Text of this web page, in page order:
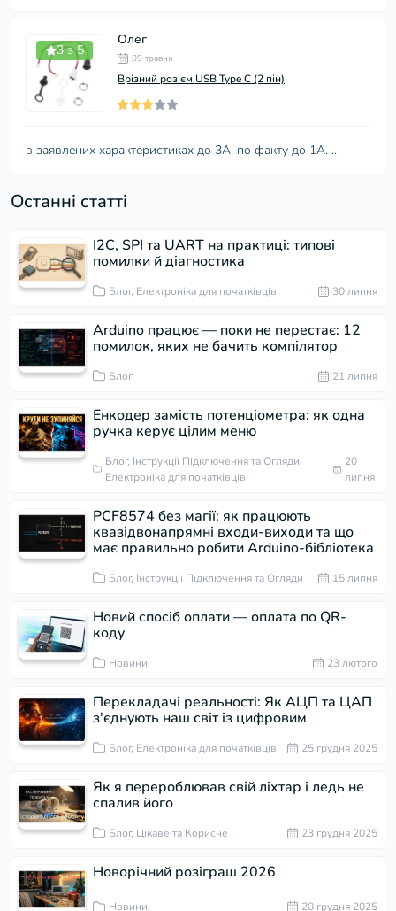
3 з 5
Олег
09 травня
Врізний роз'єм USB Type C (2 пін)
в заявлених характеристиках до 3А, по факту до 1А. ..
Останні статті
I2C, SPI та UART на практиці: типові
помилки й діагностика
Блог, Електроніка для початківців 30 липня
Arduino працює — поки не перестає: 12
помилок, яких не бачить компілятор
Блог 21 липня
Енкодер замість потенціометра: як одна
ручка керує цілим меню
Блог, Інструкції Підключення та Огляди,
Електроніка для початківців
20
липня
PCF8574 без магії: як працюють
квазідвонапрямні входи-виходи та що
має правильно робити Arduino-бібліотека
Блог, Інструкції Підключення та Огляди 15 липня
Новий спосіб оплати — оплата по QR-
коду
Новини 23 лютого
Перекладачі реальності: Як АЦП та ЦАП
з'єднують наш світ із цифровим
Блог, Електроніка для початківців 25 грудня 2025
Як я перероблював свій ліхтар і ледь не
спалив його
Блог, Цікаве та Корисне 23 грудня 2025
Новорічний розіграш 2026
Новини 20 грудня 2025